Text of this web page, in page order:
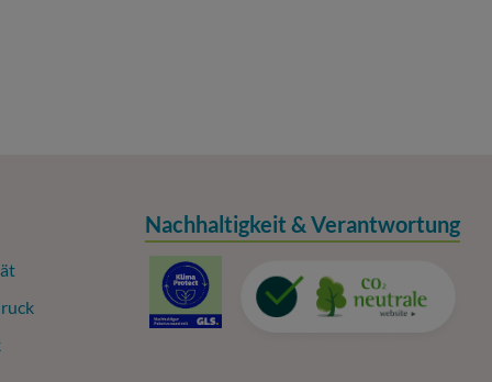
Nachhaltigkeit & Verantwortung